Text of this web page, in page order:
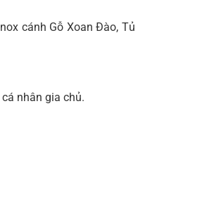
cánh Gỗ Xoan Đào, Tủ
nhân gia chủ.